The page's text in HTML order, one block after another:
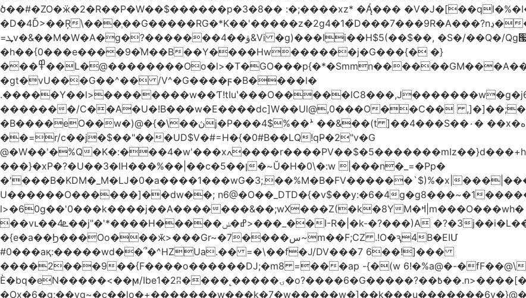
ծ��#�ZO�ӝ�2�R��P�W��$������p �3�8�� :�;����xz* ����
�D�4Ď>��Ŗ\���ֶ��G�����RG�*K��'�����z�2g4�1�̏D���7���9R�A���?nڍ���Nn[��nN¹���6��� �&�Y�`�����-
=ܜv�&��M�W�A�g�?�������4��ۋ&Vi �g)���Iܹi��H$5(��$��, �S�/��Q�/Qg՗|ZpV�TxpS5�
�h��{0���e����9�ͯM��B��Y����Hw������j�G���{� �}
���߾��L�@��������Oo�l>�T�GO���p{�*�Smmn������GM���A��?
�gt�vU���G��^�� /V^�G����ϝ�B����l�
�������/C��A�U�!B���w�E����dc]W��Ul@,0���O��C��
�B����eO��w�)@�{�\��ڽj�P���4$%��ܑ ��&��(t ]��4���S��٠� ͏��x�ه`���|_O0�o�/l�*�2�j:���7��g�/ �
��=r/c��j�$��"���UD$V�#=H�{�0#B��LQ!qP̴�2"v�G
@�W��'�%Q�K�:���4�w'���xߍ����r����PV��$�5�������mIz��}d���+h"SWq�w�d�w�Zas(H����qR��g�g��XNS&��9�5�Oȩ�O�
���}�xP�?�U��3�IH���%��|��c�5��ן�~Ŭ�H�0\�:w |���n�_=�Pp�
�'���B�KDM�_M�Ǉ�0�a����1���wG�3;܂��%M�B�FV������`$)%�x|���|�����Q���P��
U������O������]��dw��; n6@�O��_DTD�{�v$��y:�6�4g�g8���~�1
l>�60g��'0���k����j��A�������&��;wX���Z(�k�8YM�ߞ|m���O���wh� ��k`^@E(=��`�M
��vւ��4ܧ��j"�'*����H�����ߝ�ݭ>���_��I-R�|�k-�?���)A �?�3j��i�L��$m��{-
�{e�a��Ϧ���Oo���ӂ>���Gr~�7����س~m��F;CZ .!O�ԇ4B�EIՄ
#0���aқ:�����wd��՞�^HZUa.�� =�\��f�J/DV���7 6��!]���
����2���9��{F����o������DJ;�m8 =���ap -{�(w 6!�%a@�-
Ѐ�bq�eN�����<��ϻ/Ibe1�2ʭ����˻�����ۍ�o?����6�G�����?��߿��.n>����[�������Q��L�?�Z�~,�*��zz~j_�
�Ox�6�g;��yg~�c�